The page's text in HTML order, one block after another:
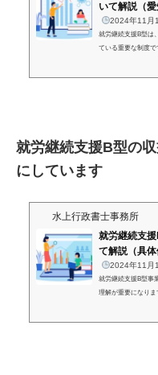
いて解説（
2024年11月
就労継続支援B型は
ている重要な制度
就労継続支援B型の
にしています
水上行政書士事務所
就労継続支
て解説（具体
2024年11月
就労継続支援B型事
理解が重要になり